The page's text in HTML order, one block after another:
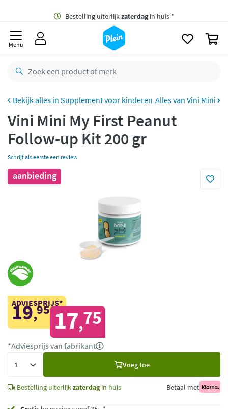
Bestelling uiterlijkzaterdag
retourneren
CO2 neutraal bezorgd
Betaal met Klarna
Menu
Supplement voor kinderen Alles van Vini Mini
Vini Mini My First Peanut
Follow-up Kit 200 gr
Schrijf als eerste een review
aanbieding
ADVIESPRIJS*
19,95 17,75
*Adviesprijs van fabrikant
Voeg toe
Bestelling uiterlijkzaterdagin huis Betaal met